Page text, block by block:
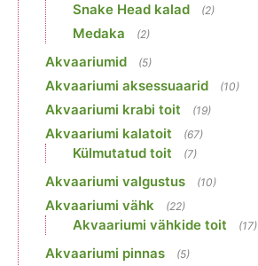
Snake Head kalad (2)
Medaka (2)
Akvaariumid (5)
Akvaariumi aksessuaarid (10)
Akvaariumi krabi toit (19)
Akvaariumi kalatoit (67)
Külmutatud toit (7)
Akvaariumi valgustus (10)
Akvaariumi vähk (22)
Akvaariumi vähkide toit (17)
Akvaariumi pinnas (5)